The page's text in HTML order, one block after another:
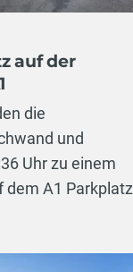
auf der
die
und
Uhr zu einem
dem A1 Parkplatz